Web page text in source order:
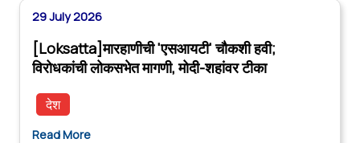
29 July 2026
[Loksatta]मारहाणीची 'एसआयटी' चौकशी हवी;
विरोधकांची लोकसभेत मागणी, मोदी-शहांवर टीका
देश
Read More